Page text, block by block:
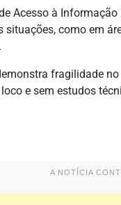
Acesso à
situações, como em
fragilidade
e sem estudos
A NOTÍCIA